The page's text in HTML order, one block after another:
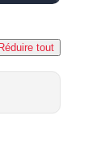
Réduire tout